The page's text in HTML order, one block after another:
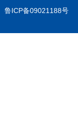
鲁ICP备09021188号